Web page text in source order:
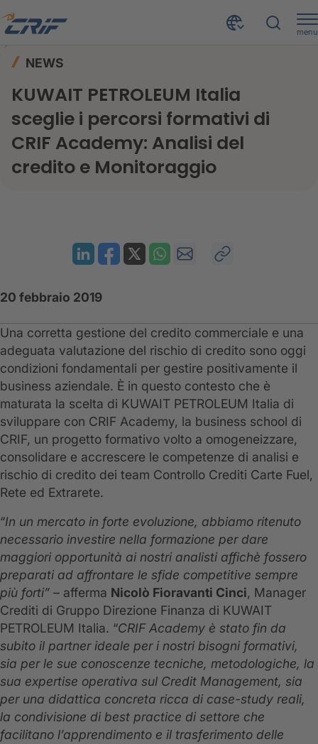
menu
NEWS
KUWAIT PETROLEUM Italia
sceglie i percorsi formativi di
CRIF Academy: Analisi del
credito e Monitoraggio
20 febbraio 2019
Una corretta gestione del credito commerciale e una
adeguata valutazione del rischio di credito sono oggi
condizioni fondamentali per gestire positivamente il
business aziendale. È in questo contesto che è
maturata la scelta di KUWAIT PETROLEUM Italia di
sviluppare con CRIF Academy, la business school di
CRIF, un progetto formativo volto a omogeneizzare,
consolidare e accrescere le competenze di analisi e
rischio di credito dei team Controllo Crediti Carte Fuel,
Rete ed Extrarete.
“In un mercato in forte evoluzione, abbiamo ritenuto
necessario investire nella formazione per dare
maggiori opportunità ai nostri analisti affichè fossero
preparati ad affrontare le sfide competitive sempre
più forti” – afferma Nicolò Fioravanti Cinci, Manager
Crediti di Gruppo Direzione Finanza di KUWAIT
PETROLEUM Italia. “CRIF Academy è stato fin da
subito il partner ideale per i nostri bisogni formativi,
sia per le sue conoscenze tecniche, metodologiche, la
sua expertise operativa sul Credit Management, sia
per una didattica concreta ricca di case-study reali,
la condivisione di best practice di settore che
facilitano l’apprendimento e il trasferimento delle